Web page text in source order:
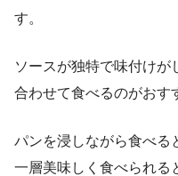
す。
ソースが独特で味付けが
合わせて食べるのがおす
パンを浸しながら食べる
一層美味しく食べられる